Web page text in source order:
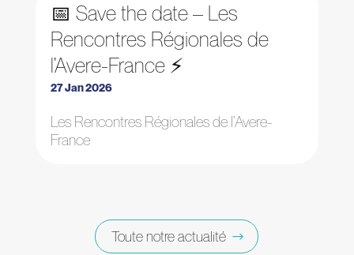
📅 Save the date – Les
Rencontres Régionales de
l’Avere-France ⚡
27 Jan 2026
Les Rencontres Régionales de l’Avere-
France
Toute notre actualité